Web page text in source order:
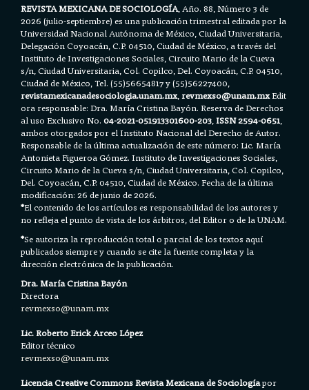
REVISTA MEXICANA DE SOCIOLOGÍA, Año. 88, Número 3 de
2026 (julio-septiembre) es una publicación trimestral editada por la
Universidad Nacional Autónoma de México, Ciudad Universitaria,
Delegación Coyoacán, C.P. 04510, Ciudad de México, a través del
Instituto de Investigaciones Sociales, Circuito Mario de la Cueva
s/n, Ciudad Universitaria, Col. Copilco, Del. Coyoacán, C.P. 04510,
Ciudad de México, Tel. (55)56654817 y (55)56227400,
revistamexicanadesociologia.unam.mx,revmexso@unam.mxEdit
ora responsable: Dra. María Cristina Bayón. Reserva de Derechos
al uso Exclusivo No.04-2021-051913301600-203,ISSN 2594-0651,
ambos otorgados por el Instituto Nacional del Derecho de Autor.
Responsable de la última actualización de este número: Lic. María
Antonieta Figueroa Gómez. Instituto de Investigaciones Sociales,
Circuito Mario de la Cueva s/n, Ciudad Universitaria, Col. Copilco,
Del. Coyoacán, C.P. 04510, Ciudad de México. Fecha de la última
modificación: 26 de junio de 2026.
*El contenido de los artículos es responsabilidad de los autores y
no refleja el punto de vista de los árbitros, del Editor o de la UNAM.
*Se autoriza la reproducción total o parcial de los textos aquí
publicados siempre y cuando se cite la fuente completa y la
dirección electrónica de la publicación.
Dra. María Cristina Bayón
Directora
revmexso@unam.mx
Lic. Roberto Erick Arceo López
Editor técnico
revmexso@unam.mx
Licencia Creative Commons Revista Mexicana de Sociologíapor